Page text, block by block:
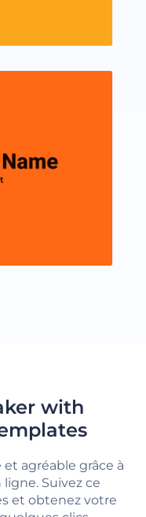
with
agréable grâce à
Suivez ce
et obtenez votre